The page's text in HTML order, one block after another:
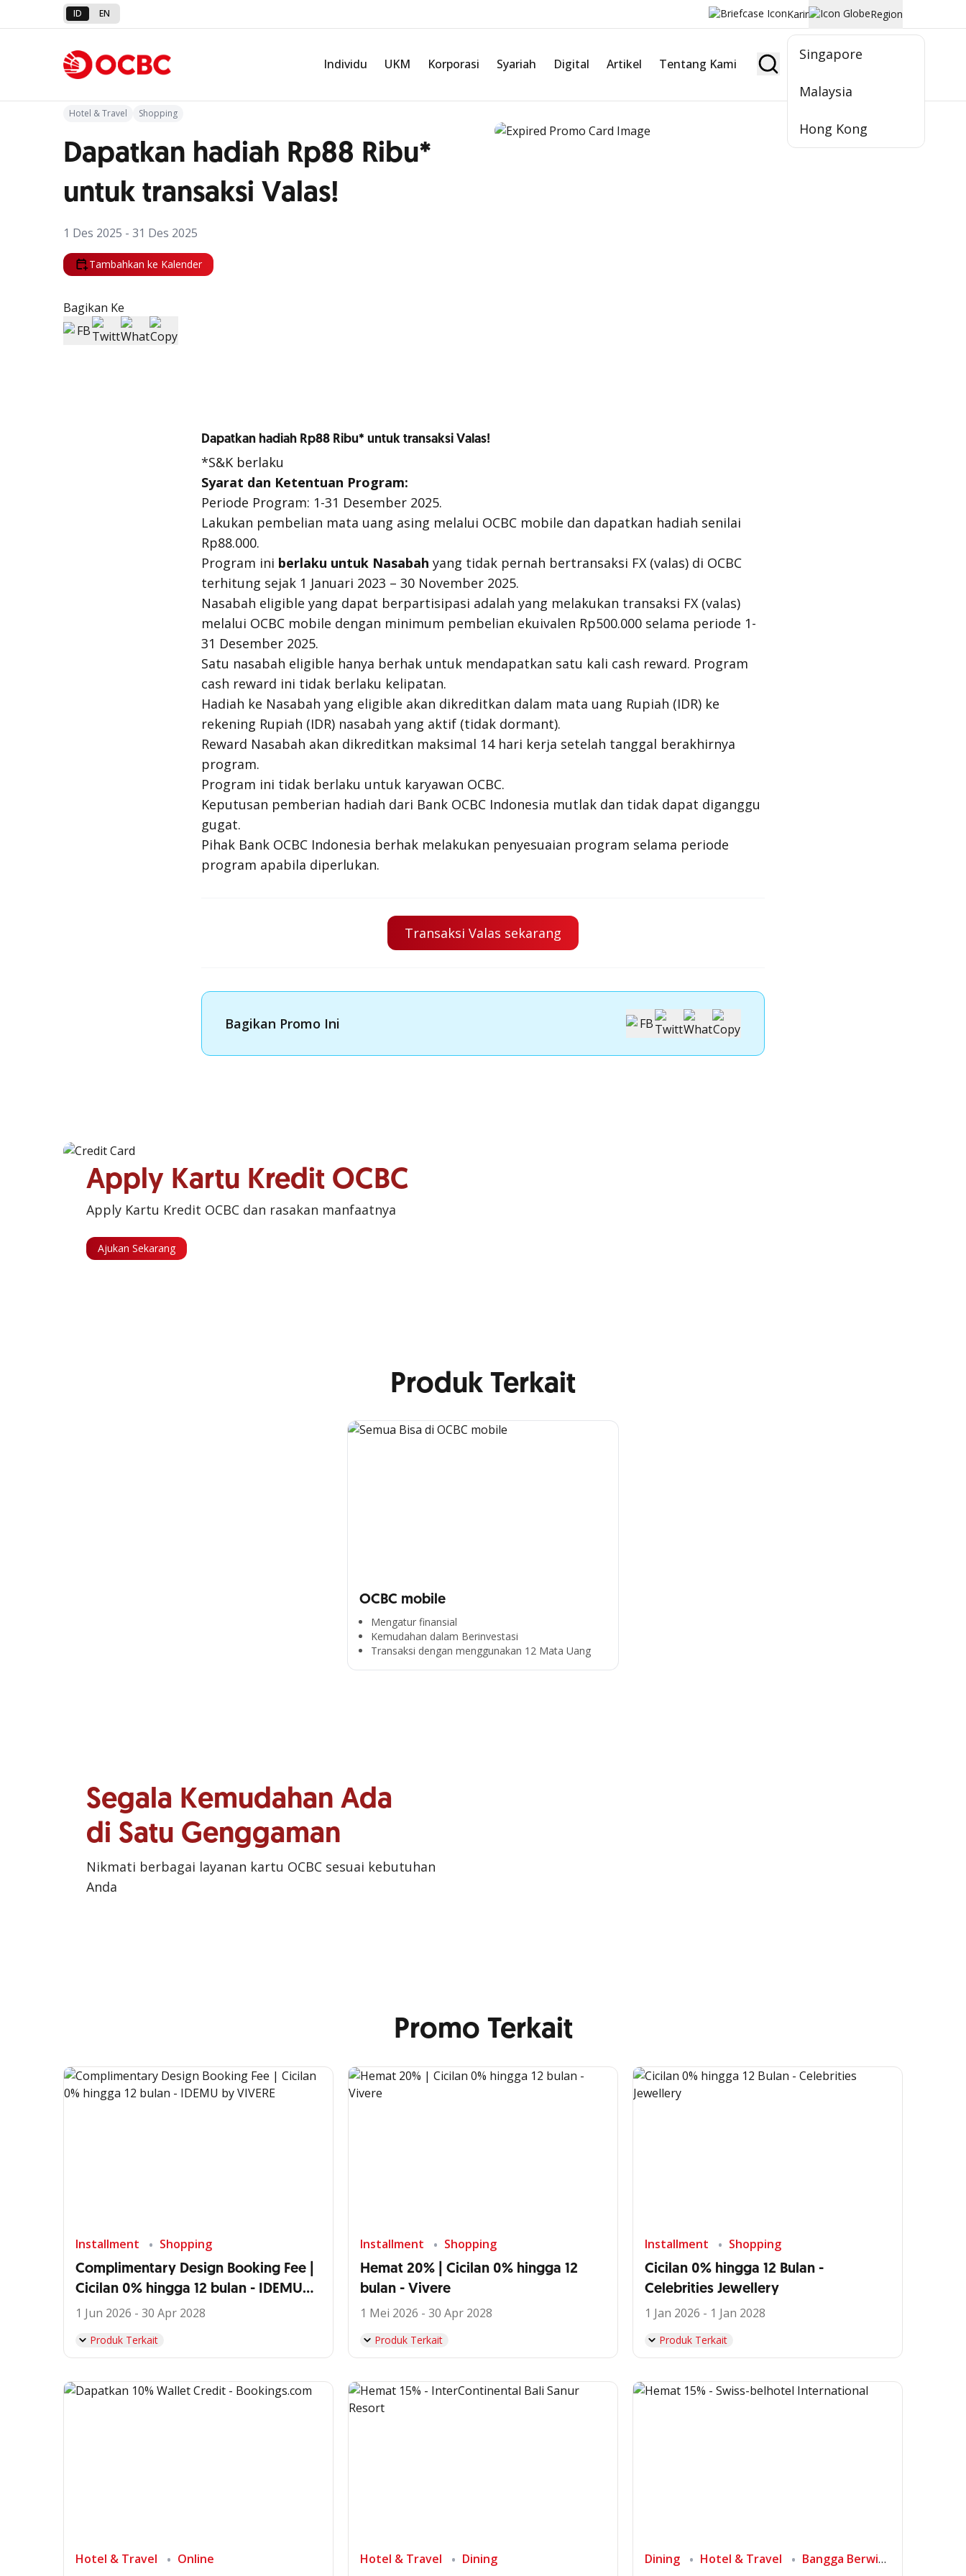
ID EN Karir Region
Singapore
Malaysia
Hong Kong
Individu UKM Korporasi Syariah Digital Artikel Tentang Kami Jadi Nasabah
Kembali ke Promo
Hotel & Travel Shopping
Dapatkan hadiah Rp88 Ribu*
untuk transaksi Valas!
1 Des 2025 - 31 Des 2025
Tambahkan ke Kalender
Bagikan Ke
Dapatkan hadiah Rp88 Ribu* untuk transaksi Valas!
*S&K berlaku
Syarat dan Ketentuan Program:
Periode Program: 1-31 Desember 2025.
Lakukan pembelian mata uang asing melalui OCBC mobile dan dapatkan hadiah senilai
Rp88.000.
Program ini berlaku untuk Nasabah yang tidak pernah bertransaksi FX (valas) di OCBC
terhitung sejak 1 Januari 2023 – 30 November 2025.
Nasabah eligible yang dapat berpartisipasi adalah yang melakukan transaksi FX (valas)
melalui OCBC mobile dengan minimum pembelian ekuivalen Rp500.000 selama periode 1-
31 Desember 2025.
Satu nasabah eligible hanya berhak untuk mendapatkan satu kali cash reward. Program
cash reward ini tidak berlaku kelipatan.
Hadiah ke Nasabah yang eligible akan dikreditkan dalam mata uang Rupiah (IDR) ke
rekening Rupiah (IDR) nasabah yang aktif (tidak dormant).
Reward Nasabah akan dikreditkan maksimal 14 hari kerja setelah tanggal berakhirnya
program.
Program ini tidak berlaku untuk karyawan OCBC.
Keputusan pemberian hadiah dari Bank OCBC Indonesia mutlak dan tidak dapat diganggu
gugat.
Pihak Bank OCBC Indonesia berhak melakukan penyesuaian program selama periode
program apabila diperlukan.
Transaksi Valas sekarang
Bagikan Promo Ini
Apply Kartu Kredit OCBC
Apply Kartu Kredit OCBC dan rasakan manfaatnya
Ajukan Sekarang
Produk Terkait
OCBC mobile
Mengatur finansial
Kemudahan dalam Berinvestasi
Transaksi dengan menggunakan 12 Mata Uang
Segala Kemudahan Ada
di Satu Genggaman
Nikmati berbagai layanan kartu OCBC sesuai kebutuhan
Anda
Promo Terkait
Installment Shopping
Complimentary Design Booking Fee |
Cicilan 0% hingga 12 bulan - IDEMU
by VIVERE
1 Jun 2026 - 30 Apr 2028
Produk Terkait
Installment Shopping
Hemat 20% | Cicilan 0% hingga 12
bulan - Vivere
1 Mei 2026 - 30 Apr 2028
Produk Terkait
Installment Shopping
Cicilan 0% hingga 12 Bulan -
Celebrities Jewellery
1 Jan 2026 - 1 Jan 2028
Produk Terkait
Hotel & Travel Online Hotel & Travel Dining Dining Hotel & Travel Bangga Berwisata di Indonesia